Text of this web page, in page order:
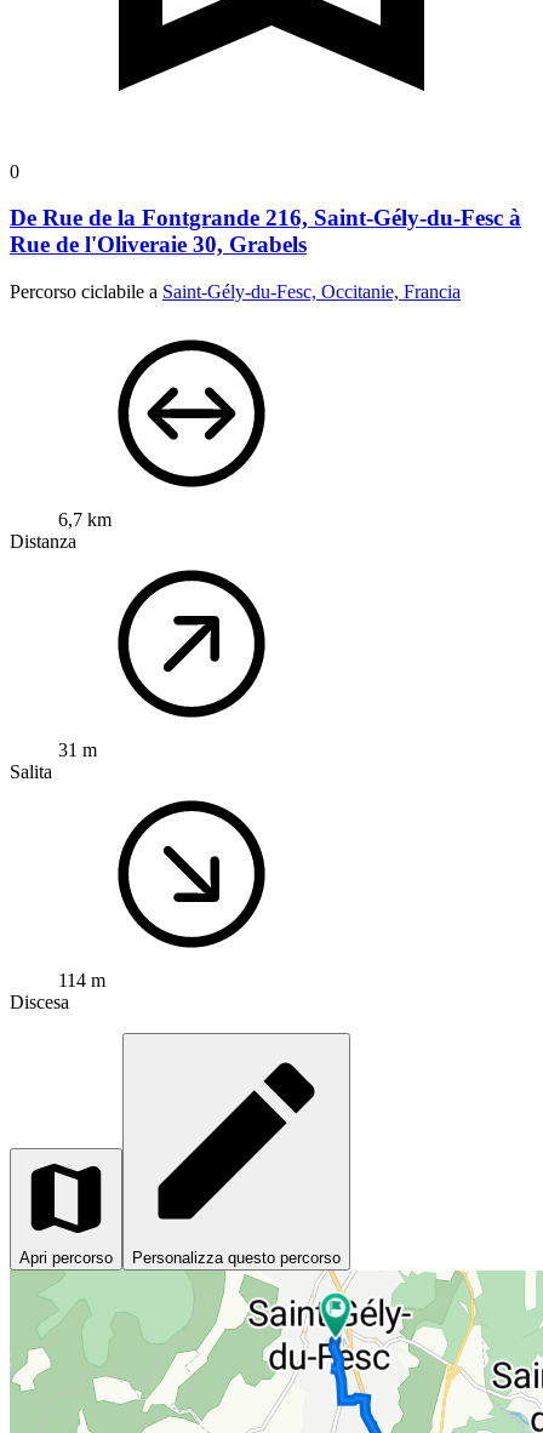
0
De Rue de la Fontgrande 216, Saint-Gély-du-Fesc à
Rue de l'Oliveraie 30, Grabels
Percorso ciclabile a Saint-Gély-du-Fesc, Occitanie, Francia
6,7 km
Distanza
31 m
Salita
114 m
Discesa
Apri percorso Personalizza questo percorso